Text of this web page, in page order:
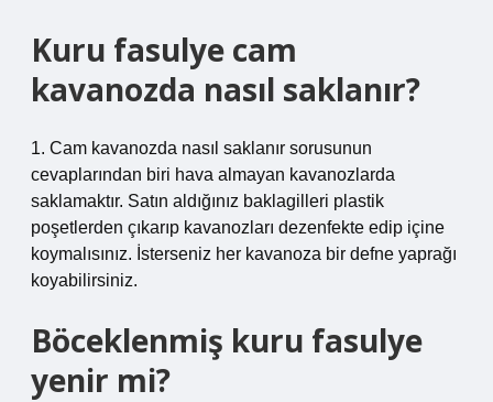
Kuru fasulye cam
kavanozda nasıl saklanır?
1. Cam kavanozda nasıl saklanır sorusunun
cevaplarından biri hava almayan kavanozlarda
saklamaktır. Satın aldığınız baklagilleri plastik
poşetlerden çıkarıp kavanozları dezenfekte edip içine
koymalısınız. İsterseniz her kavanoza bir defne yaprağı
koyabilirsiniz.
Böceklenmiş kuru fasulye
yenir mi?